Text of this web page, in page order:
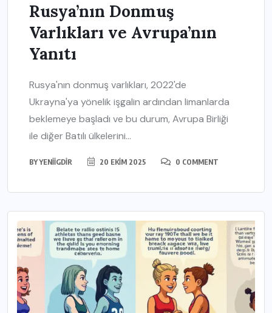
Rusya’nın Donmuş
Varlıkları ve Avrupa’nın
Yanıtı
Rusya'nın donmuş varlıkları, 2022'de
Ukrayna'ya yönelik işgalin ardından limanlarda
beklemeye başladı ve bu durum, Avrupa Birliği
ile diğer Batılı ülkelerini...
BYYENIIGDIR 20 EKIM 2025 0 COMMENT